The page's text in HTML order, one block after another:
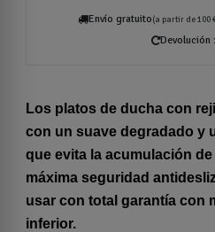
Envío gratuito(a partir de 100
Devolución
Los platos de ducha con
con un suave degradado y
que evita la acumulación
máxima seguridad
usar con total garantía con
inferior.